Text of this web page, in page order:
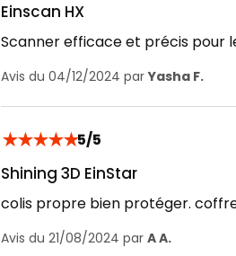
Einscan HX
Scanner efficace et précis pour
Avis du 04/12/2024 parYasha F.
★★★★★5/5
Shining 3D EinStar
colis propre bien protéger.
Avis du 21/08/2024 par A A.